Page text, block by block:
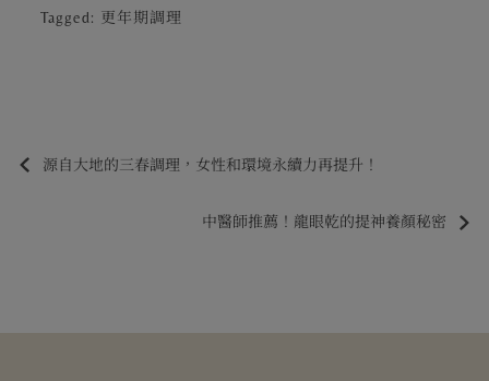
Tagged: 更年期調理
源自大地的三春調理，女性和環境永續力再提升！
中醫師推薦！龍眼乾的提神養顏秘密